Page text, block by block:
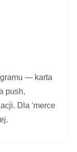
— karta
push,
Dla 'merce